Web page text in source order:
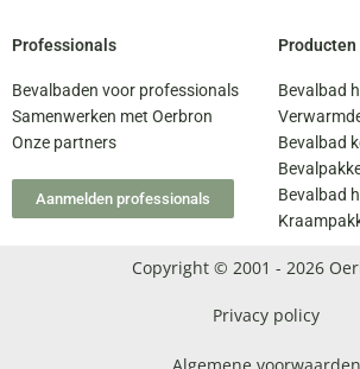
Professionals
Bevalbaden voor professionals
Samenwerken met Oerbron
Onze partners
Aanmelden professionals
Producten
Bevalbad
Bevalbad
Bevalbad
Copyright © 2001 - 2026
Privacy policy